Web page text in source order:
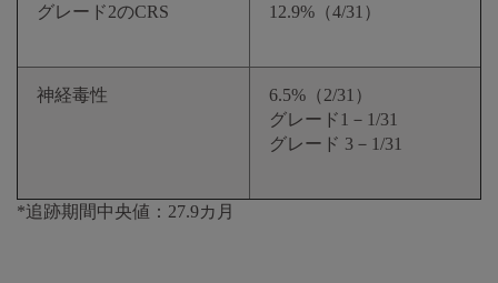
グレード2のCRS 12.9%（4/31）
神経毒性
6.5%（2/31）
グレード1－1/31
グレード 3－1/31
*追跡期間中央値：27.9カ月